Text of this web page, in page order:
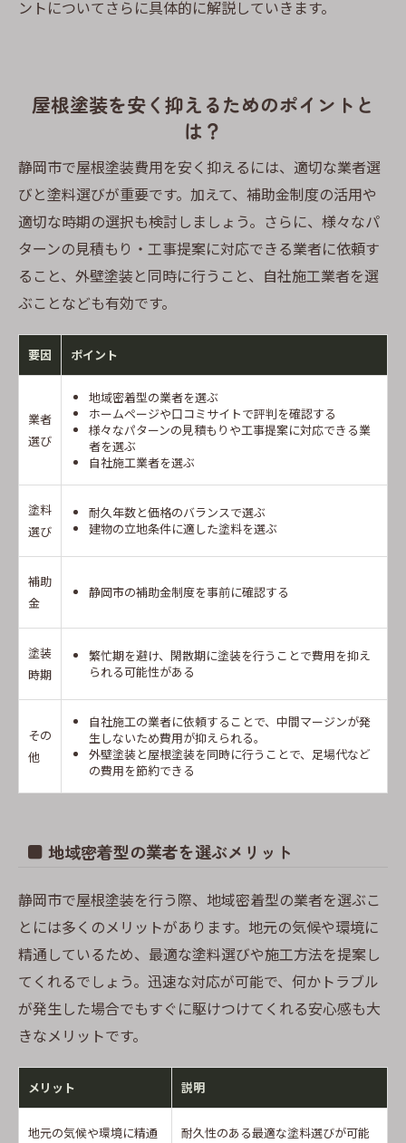
ントについてさらに具体的に解説していきます。
屋根塗装を安く抑えるためのポイントと
は？
静岡市で屋根塗装費用を安く抑えるには、適切な業者選
びと塗料選びが重要です。加えて、補助金制度の活用や
適切な時期の選択も検討しましょう。さらに、様々なパ
ターンの見積もり・工事提案に対応できる業者に依頼す
ること、外壁塗装と同時に行うこと、自社施工業者を選
ぶことなども有効です。
要因 ポイント
業者
選び
地域密着型の業者を選ぶ
ホームページや口コミサイトで評判を確認する
様々なパターンの見積もりや工事提案に対応できる業
者を選ぶ
自社施工業者を選ぶ
塗料
選び
耐久年数と価格のバランスで選ぶ
建物の立地条件に適した塗料を選ぶ
補助
金
静岡市の補助金制度を事前に確認する
塗装
時期
繁忙期を避け、閑散期に塗装を行うことで費用を抑え
られる可能性がある
その
他
自社施工の業者に依頼することで、中間マージンが発
生しないため費用が抑えられる。
外壁塗装と屋根塗装を同時に行うことで、足場代など
の費用を節約できる
■ 地域密着型の業者を選ぶメリット
静岡市で屋根塗装を行う際、地域密着型の業者を選ぶこ
とには多くのメリットがあります。地元の気候や環境に
精通しているため、最適な塗料選びや施工方法を提案し
てくれるでしょう。迅速な対応が可能で、何かトラブル
が発生した場合でもすぐに駆けつけてくれる安心感も大
きなメリットです。
メリット 説明
地元の気候や環境に精通 耐久性のある最適な塗料選びが可能